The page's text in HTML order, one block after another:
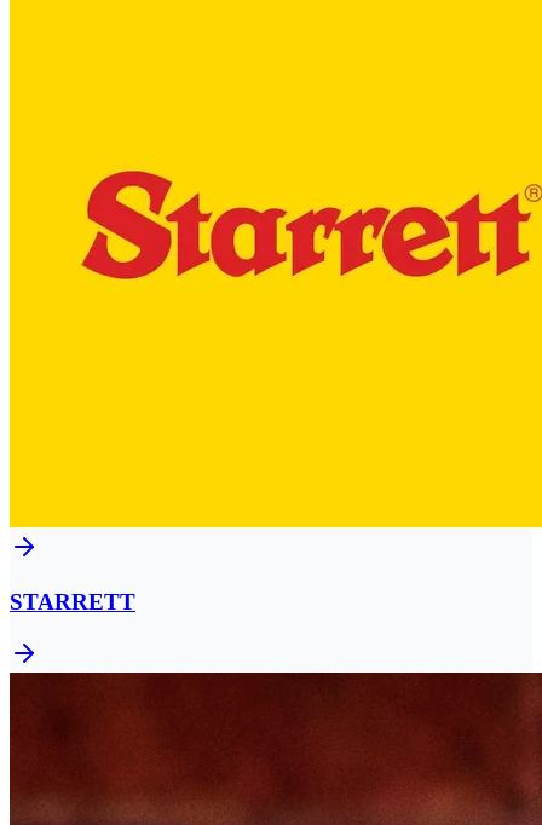
STARRETT